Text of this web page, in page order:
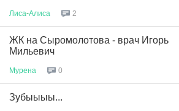
Лиса-Алиса 2
ЖК на Сыромолотова - врач Игорь
Мильевич
Мурена 0
Зубыыыы...